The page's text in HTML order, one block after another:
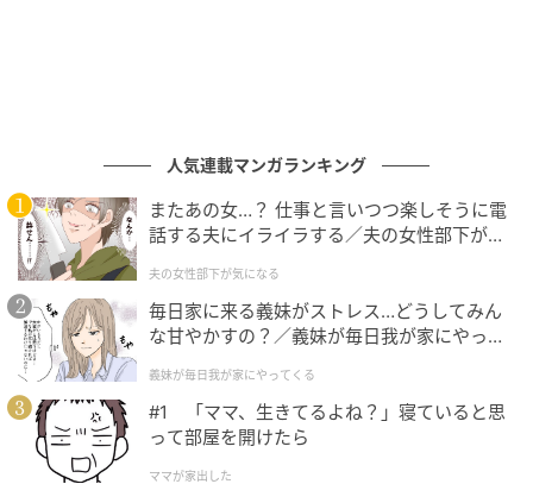
らいものになっていきました。産後のデリケートな時
期ということもあってか、「もしかして私…母の干渉
に疲れてしまっている？」と気がついたのです。
母からの言葉を苦痛に感じたことをきっかけに、私
は、親に助けてもらうことと、自分の家庭のことまで
親に委ねることは別なのだと気がつきました。
就職後の生活や産後前後に支えてくれた両親には、今
でもとても感謝しています。しかし、私も母親となり
夫と子どもとの家庭を築いていく立場です。育児につ
人気連載マンガランキング
またあの女…？ 仕事と言いつつ楽しそうに電
話する夫にイライラする／夫の女性部下が気
夫の女性部下が気になる
毎日家に来る義妹がストレス…どうしてみん
な甘やかすの？／義妹が毎日我が家にやって
が】
義妹が毎日我が家にやってくる
#1 「ママ、生きてるよね？」寝ていると思
って部屋を開けたら
ママが家出した